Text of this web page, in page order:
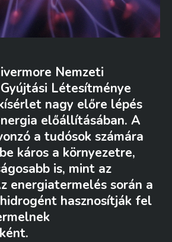
Nemzeti
Létesítménye
nagy előre lépés
előállításában. A
a tudósok számára
káros a környezetre,
is, mint az
energiatermelés során a
hasznosítják fel